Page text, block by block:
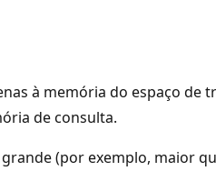
à memória do espaço de
de consulta.
(por exemplo, maior